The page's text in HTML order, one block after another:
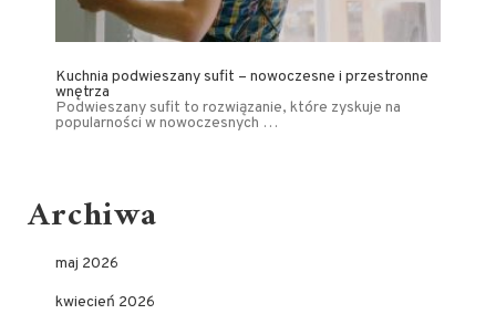
Kuchnia podwieszany sufit – nowoczesne i przestronne
wnętrza
Podwieszany sufit to rozwiązanie, które zyskuje na
popularności w nowoczesnych …
Archiwa
maj 2026
kwiecień 2026